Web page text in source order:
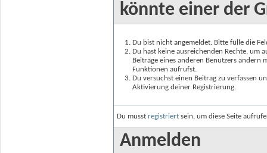
könnte einer der
Du bist nicht angemeldet. Bitte fülle die
Du hast keine ausreichenden Rechte, um
Beiträge eines anderen Benutzers
Funktionen aufrufst.
Du versuchst einen Beitrag zu verfassen
Aktivierung deiner Registrierung.
Du musst registriert sein, um diese Seite
Anmelden